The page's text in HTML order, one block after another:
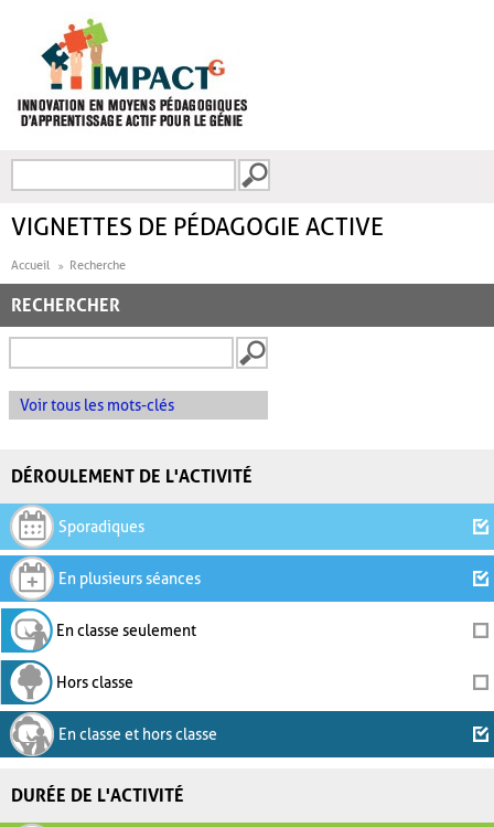
FORMULAIRE DE
VIGNETTES DE PÉDAGOGIE ACTIVE
Accueil Recherche
RECHERCHER
Voir tous les mots-clés
DÉROULEMENT DE L'ACTIVITÉ
Sporadiques
En plusieurs séances
En classe seulement
Hors classe
En classe et hors classe
DURÉE DE L'ACTIVITÉ